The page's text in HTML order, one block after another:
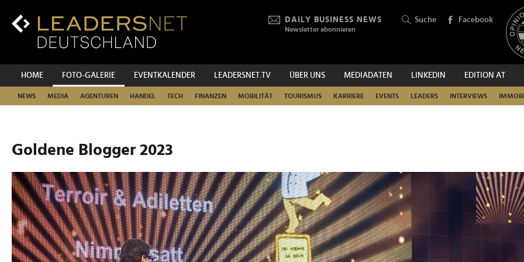
Inhalt
Hauptnavigation
DAILY BUSINESS NEWS
Newsletter abonnieren
Suche Facebook
HOME FOTO-GALERIE EVENTKALENDER LEADERSNET.TV ÜBER UNS MEDIADATEN LINKEDIN EDITION AT
NEWS MEDIA AGENTUREN HANDEL TECH FINANZEN MOBILITÄT TOURISMUS KARRIERE EVENTS LEADERS INTERVIEWS
SUCHEN
Goldene Blogger 2023